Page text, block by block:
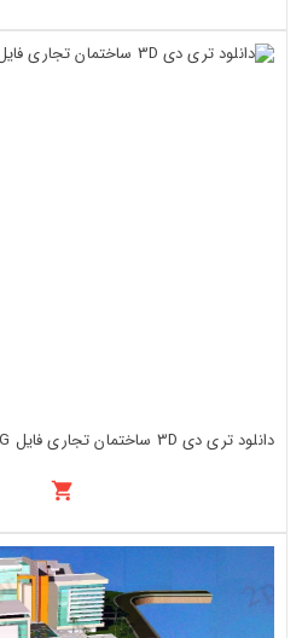
دانلود تری دی 3D ساختمان تجاری فایل DWG جزئیات (کد21563)